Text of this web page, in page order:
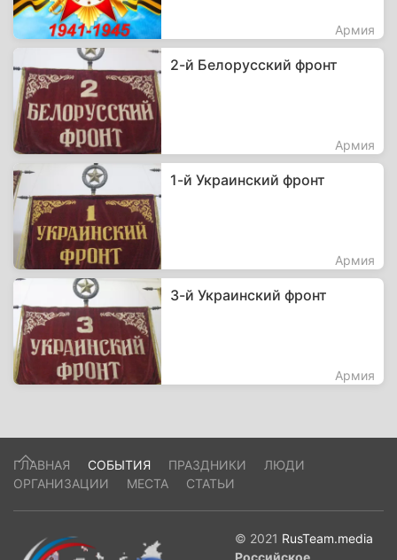
Армия
2-й Белорусский фронт
Армия
1-й Украинский фронт
Армия
3-й Украинский фронт
Армия
ГЛАВНАЯ СОБЫТИЯ ПРАЗДНИКИ
ЛЮДИ
ОРГАНИЗАЦИИ
МЕСТА СТАТЬИ
© 2021 RusTeam.media
Российское